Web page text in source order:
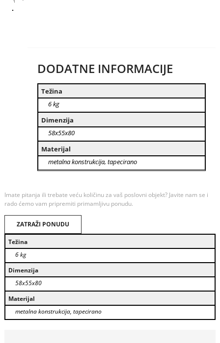
DODATNE INFORMACIJE
Težina
6 kg
Dimenzija
58x55x80
Materijal
metalna konstrukcija, tapecirano
Imate pitanja ili trebate veću količinu za vaš poslovni objekt? Javite nam se i
rado ćemo vam pripremiti primamljivu ponudu.
ZATRAŽI PONUDU
Težina
6 kg
Dimenzija
58x55x80
Materijal
metalna konstrukcija, tapecirano